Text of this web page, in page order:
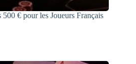
€ pour les Joueurs Français